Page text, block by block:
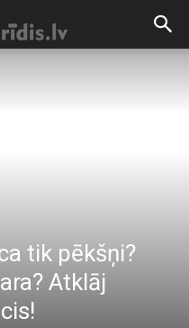
tik pēkšņi?
Atklāj